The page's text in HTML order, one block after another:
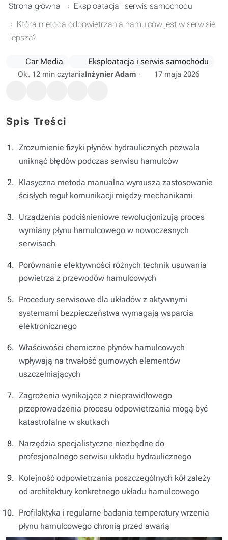
Strona główna
Eksploatacja i serwis samochodu
Która metoda odpowietrzania hamulców jest w serwisie
lepsza?
Car Media Eksploatacja i serwis samochodu
Ok. 12 min czytaniaInżynier Adam · 17 maja 2026
Spis Treści
Zrozumienie fizyki płynów hydraulicznych pozwala
uniknąć błędów podczas serwisu hamulców
Klasyczna metoda manualna wymusza zastosowanie
ścisłych reguł komunikacji między mechanikami
Urządzenia podciśnieniowe rewolucjonizują proces
wymiany płynu hamulcowego w nowoczesnych
serwisach
Porównanie efektywności różnych technik usuwania
powietrza z przewodów hamulcowych
Procedury serwisowe dla układów z aktywnymi
systemami bezpieczeństwa wymagają wsparcia
elektronicznego
Właściwości chemiczne płynów hamulcowych
wpływają na trwałość gumowych elementów
uszczelniających
Zagrożenia wynikające z nieprawidłowego
przeprowadzenia procesu odpowietrzania mogą być
katastrofalne w skutkach
Narzędzia specjalistyczne niezbędne do
profesjonalnego serwisu układu hydraulicznego
Kolejność odpowietrzania poszczególnych kół zależy
od architektury konkretnego układu hamulcowego
Profilaktyka i regularne badania temperatury wrzenia
płynu hamulcowego chronią przed awarią